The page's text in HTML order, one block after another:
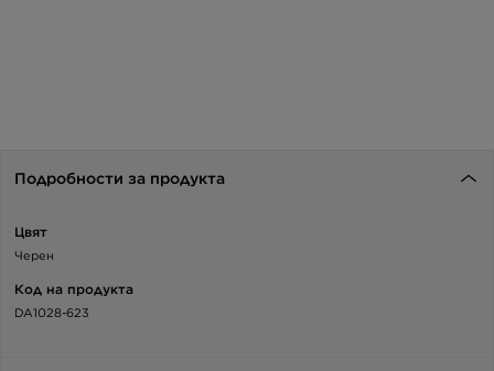
Подробности за продукта
Цвят
Черен
Код на продукта
DA1028-623